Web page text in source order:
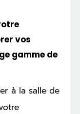
vos
gamme de
à la salle de